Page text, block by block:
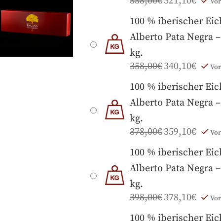
100 % iberischer
Alberto Pata Negra
kg.
358,00€340,10€
100 % iberischer
Alberto Pata Negra
kg.
378,00€359,10€
100 % iberischer
Alberto Pata Negra
kg.
398,00€378,10€
100 % iberischer